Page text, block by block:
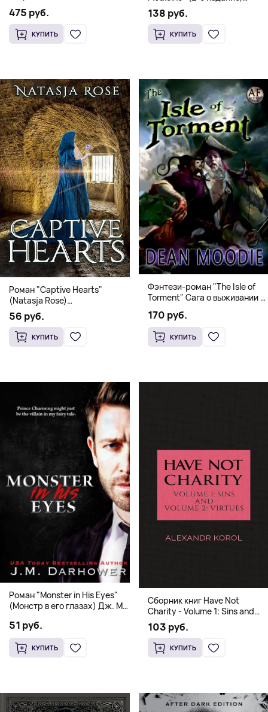
(Мягкий переплет,
Английский язык)
475 руб.
КУПИТЬ
Мягкая обложка) Dr. Thomas
Watchman
138 руб.
КУПИТЬ
Роман "Captive Hearts"
(Natasja Rose)
Романтическое фэнтези
56 руб.
КУПИТЬ
Фэнтези-роман "The Isle of
Torment" Сага о выживании и
170 руб.
КУПИТЬ
Роман "Monster in His Eyes"
(Монстр в его глазах) Дж. М.
18+
51 руб.
КУПИТЬ
Сборник книг Have Not
Charity - Volume 1: Sins and
Volume 2: Virtues
103 руб.
КУПИТЬ